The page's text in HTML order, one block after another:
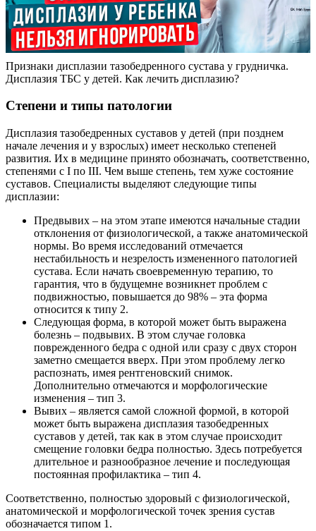
Признаки дисплазии тазобедренного сустава у грудничка.
Дисплазия ТБС у детей. Как лечить дисплазию?
Степени и типы патологии
Дисплазия тазобедренных суставов у детей (при позднем
начале лечения и у взрослых) имеет несколько степеней
развития. Их в медицине принято обозначать, соответственно,
степенями с I по III. Чем выше степень, тем хуже состояние
суставов. Специалисты выделяют следующие типы
дисплазии:
Предвывих – на этом этапе имеются начальные стадии
отклонения от физиологической, а также анатомической
нормы. Во время исследований отмечается
нестабильность и незрелость измененного патологией
сустава. Если начать своевременную терапию, то
гарантия, что в будущемне возникнет проблем с
подвижностью, повышается до 98% – эта форма
относится к типу 2.
Следующая форма, в которой может быть выражена
болезнь – подвывих. В этом случае головка
поврежденного бедра с одной или сразу с двух сторон
заметно смещается вверх. При этом проблему легко
распознать, имея рентгеновский снимок.
Дополнительно отмечаются и морфологические
изменения – тип 3.
Вывих – является самой сложной формой, в которой
может быть выражена дисплазия тазобедренных
суставов у детей, так как в этом случае происходит
смещение головки бедра полностью. Здесь потребуется
длительное и разнообразное лечение и последующая
постоянная профилактика – тип 4.
Соответственно, полностью здоровый с физиологической,
анатомической и морфологической точек зрения сустав
обозначается типом 1.